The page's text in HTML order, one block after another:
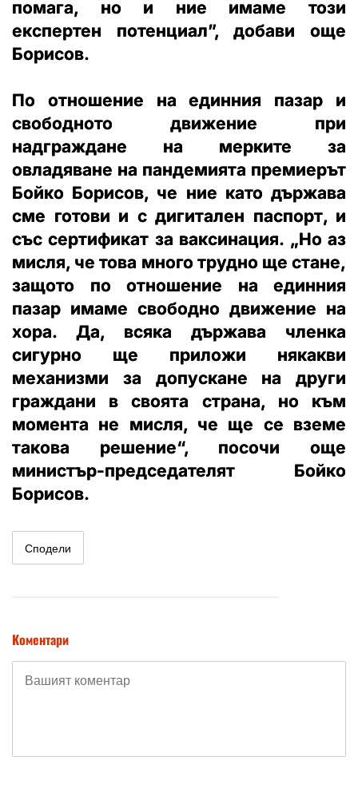
помага, но и ние имаме този
експертен потенциал”, добави още
Борисов.
По отношение на единния пазар и
свободното движение при
надграждане на мерките за
овладяване на пандемията премиерът
Бойко Борисов, че ние като държава
сме готови и с дигитален паспорт, и
със сертификат за ваксинация. „Но аз
мисля, че това много трудно ще стане,
защото по отношение на единния
пазар имаме свободно движение на
хора. Да, всяка държава членка
сигурно ще приложи някакви
механизми за допускане на други
граждани в своята страна, но към
момента не мисля, че ще се вземе
такова решение“, посочи още
министър-председателят Бойко
Борисов.
Сподели
Коментари